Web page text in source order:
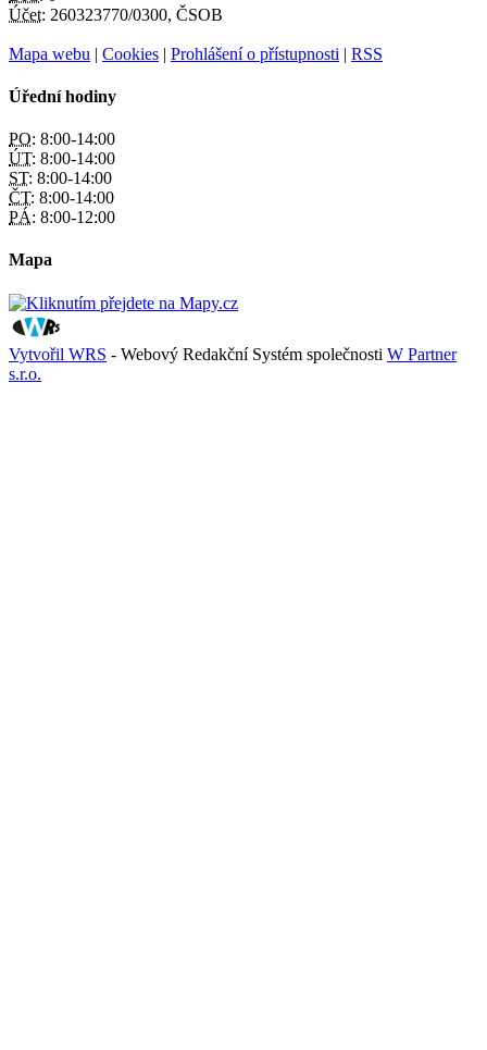
Účet: 260323770/0300, ČSOB
Mapa webu | Cookies | Prohlášení o přístupnosti | RSS
Úřední hodiny
PO: 8:00-14:00
ÚT: 8:00-14:00
ST: 8:00-14:00
ČT: 8:00-14:00
PÁ: 8:00-12:00
Mapa
Vytvořil WRS - Webový Redakční Systém společnosti W Partner
s.r.o.